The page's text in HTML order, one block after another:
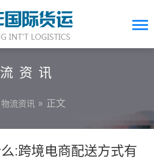
资讯
物流资讯 » 正文
:跨境电商配送方式有